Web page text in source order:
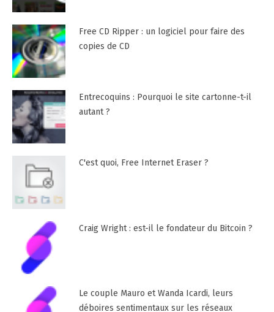
Free CD Ripper : un logiciel pour faire des
copies de CD
Entrecoquins : Pourquoi le site cartonne-t-il
autant ?
C'est quoi, Free Internet Eraser ?
Craig Wright : est-il le fondateur du Bitcoin ?
Le couple Mauro et Wanda Icardi, leurs
déboires sentimentaux sur les réseaux